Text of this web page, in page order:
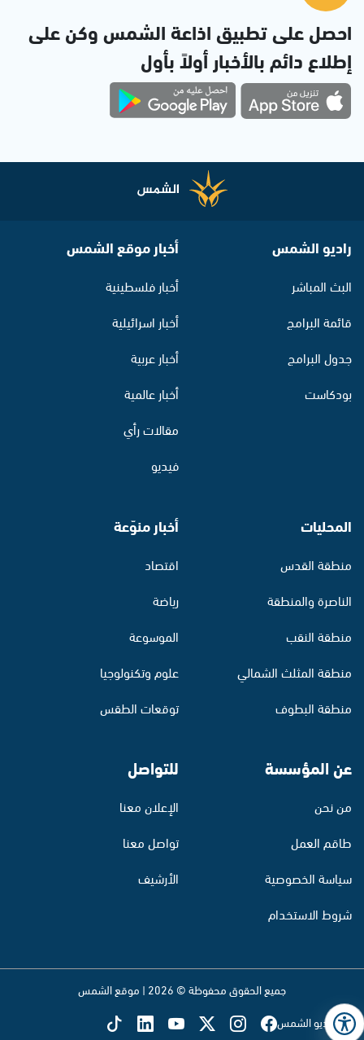
احصل على تطبيق اذاعة الشمس وكن على
إطلاع دائم بالأخبار أولاً بأول
راديو الشمس
البث المباشر
قائمة البرامج
جدول البرامج
بودكاست
أخبار موقع الشمس
أخبار فلسطينية
أخبار اسرائيلية
أخبار عربية
أخبار عالمية
مقالات رأي
فيديو
المحليات
منطقة القدس
الناصرة والمنطقة
منطقة النقب
منطقة المثلث الشمالي
منطقة البطوف
أخبار منوّعة
اقتصاد
رياضة
الموسوعة
علوم وتكنولوجيا
توقعات الطقس
عن المؤسسة
من نحن
طاقم العمل
سياسة الخصوصية
شروط الاستخدام
للتواصل
الإعلان معنا
تواصل معنا
الأرشيف
جميع الحقوق محفوظة © 2026 | موقع الشمس
تابع راديو الشمس